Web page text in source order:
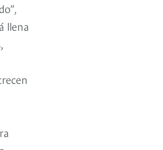
,
llena